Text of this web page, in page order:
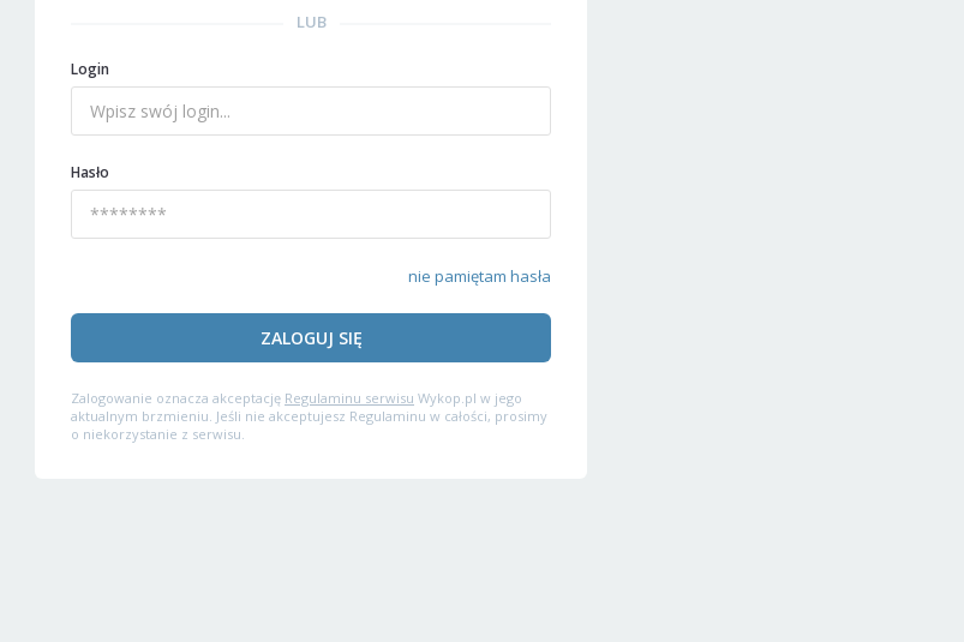
LUB
Login
Hasło
nie pamiętam hasła
ZALOGUJ SIĘ
Zalogowanie oznacza akceptację Regulaminu serwisu Wykop.pl w jego
aktualnym brzmieniu. Jeśli nie akceptujesz Regulaminu w całości, prosimy
o niekorzystanie z serwisu.